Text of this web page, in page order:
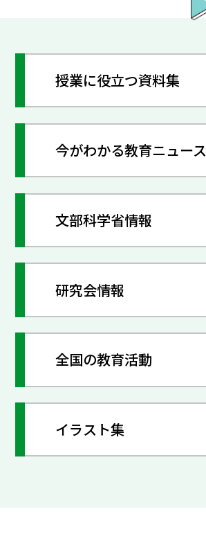
授業に役立つ資料集
今がわかる教育ニュース
文部科学省情報
研究会情報
全国の教育活動
イラスト集